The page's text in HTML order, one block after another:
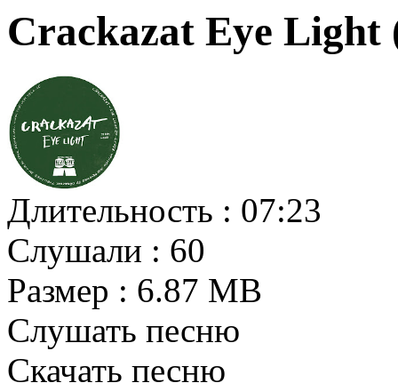
Crackazat Eye Light
Длительность : 07:23
Слушали : 60
Размер : 6.87 MB
Слушать песню
Скачать песню